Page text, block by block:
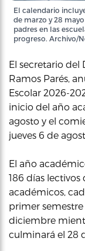
El calendario
de marzo y 28
padres en las
progreso. Archivo/
El secretario
Ramos Parés,
Escolar 2026-
inicio del año
agosto y el
jueves 6 de
El año
186 días
académicos,
primer semestre
diciembre
culminará el 28